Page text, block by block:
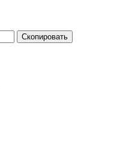
Скопировать